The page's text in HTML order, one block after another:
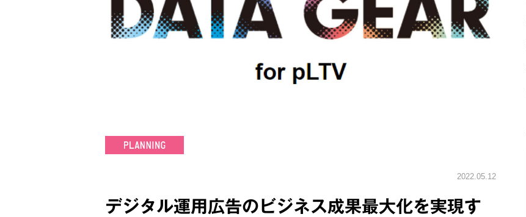
2022.05.12
デジタル運用広告のビジネス成果最大化を実現す